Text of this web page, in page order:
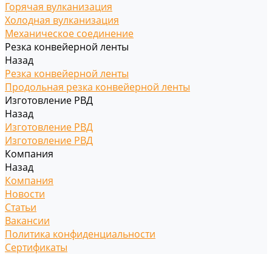
Горячая вулканизация
Холодная вулканизация
Механическое соединение
Резка конвейерной ленты
Назад
Резка конвейерной ленты
Продольная резка конвейерной ленты
Изготовление РВД
Назад
Изготовление РВД
Изготовление РВД
Компания
Назад
Компания
Новости
Статьи
Вакансии
Политика конфиденциальности
Сертификаты